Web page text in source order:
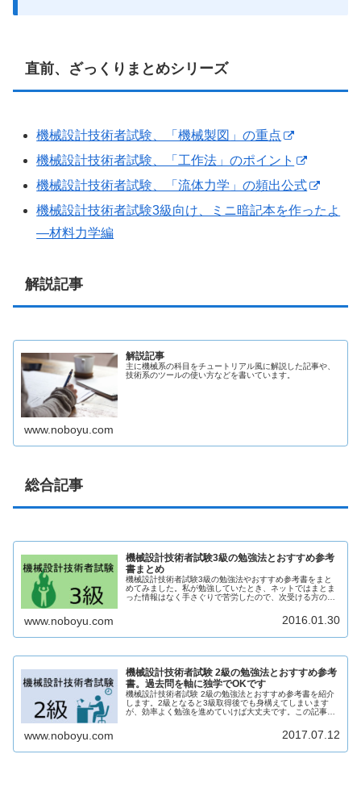
直前、ざっくりまとめシリーズ
機械設計技術者試験、「機械製図」の重点
機械設計技術者試験、「工作法」のポイント
機械設計技術者試験、「流体力学」の頻出公式
機械設計技術者試験3級向け、ミニ暗記本を作ったよ
―材料力学編
解説記事
解説記事
主に機械系の科目をチュートリアル風に解説した記事や、
技術系のツールの使い方などを書いています。
www.noboyu.com
総合記事
機械設計技術者試験3級の勉強法とおすすめ参考
書まとめ
機械設計技術者試験3級の勉強法やおすすめ参考書をまと
めてみました。私が勉強していたとき、ネットではまとま
った情報はなく手さぐりで苦労したので、次受ける方の参
www.noboyu.com 2016.01.30
機械設計技術者試験 2級の勉強法とおすすめ参考
書。過去問を軸に独学でOKです
機械設計技術者試験 2級の勉強法とおすすめ参考書を紹介
します。2級となると3級取得後でも身構えてしまいます
が、効率よく勉強を進めていけば大丈夫です。この記事の
www.noboyu.com 2017.07.12